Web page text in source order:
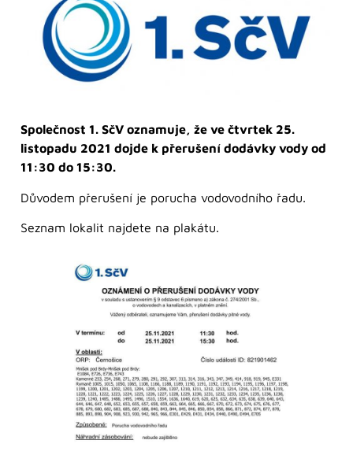
Společnost 1. SčV oznamuje, že ve čtvrtek 25.
listopadu 2021 dojde k přerušení dodávky vody od
11:30 do 15:30.
Důvodem přerušení je porucha vodovodního řadu.
Seznam lokalit najdete na plakátu.